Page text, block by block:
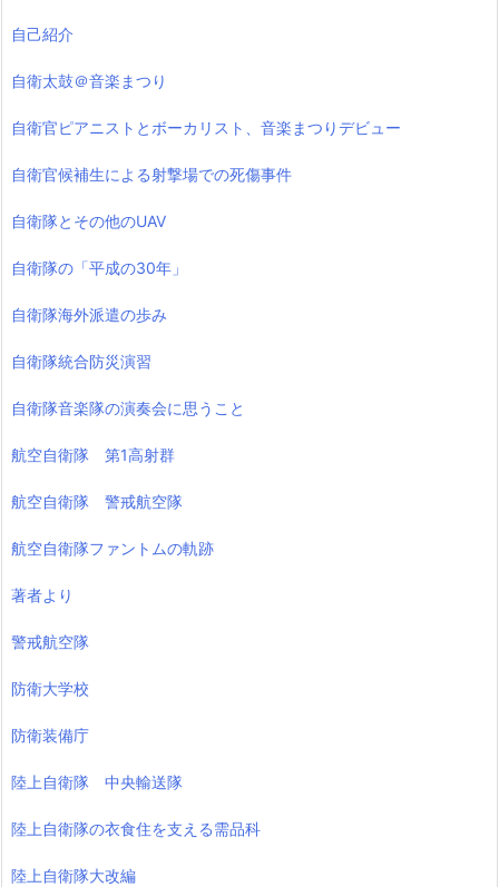
自己紹介
自衛太鼓＠音楽まつり
自衛官ピアニストとボーカリスト、音楽まつりデビュー
自衛官候補生による射撃場での死傷事件
自衛隊とその他のUAV
自衛隊の「平成の30年」
自衛隊海外派遣の歩み
自衛隊統合防災演習
自衛隊音楽隊の演奏会に思うこと
航空自衛隊 第1高射群
航空自衛隊 警戒航空隊
航空自衛隊ファントムの軌跡
著者より
警戒航空隊
防衛大学校
防衛装備庁
陸上自衛隊 中央輸送隊
陸上自衛隊の衣食住を支える需品科
陸上自衛隊大改編